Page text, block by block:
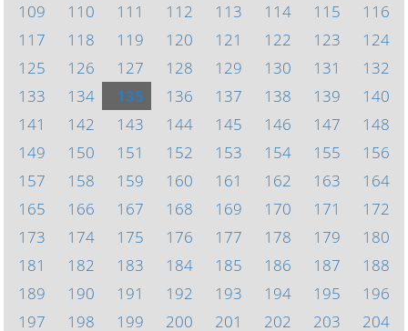
109
110 111 112 113 114 115
116
117
118 119 120 121 122 123
124
125
126 127 128 129 130 131
132
133
134 135 136 137 138 139
140
141
142 143 144 145 146 147
148
149
150 151 152 153 154 155
156
157
158 159 160 161 162 163
164
165
166 167 168 169 170 171
172
173
174 175 176 177 178 179
180
181
182 183 184 185 186 187
188
189
190 191 192 193 194 195
196
197
198 199 200 201 202 203
204